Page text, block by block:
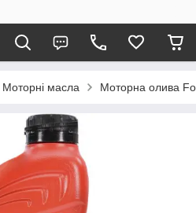
Моторні масла Моторна олива